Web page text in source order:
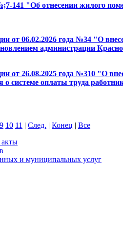
141 "Об отнесении жилого
от 06.02.2026 года №34 "О
администрации
от 26.08.2025 года №310 "О
о системе оплаты труда
9 10 11 | След. | Конец | Все
и муниципальных услуг